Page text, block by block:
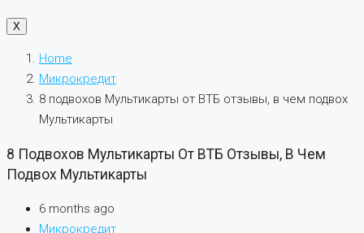
X
Home
Микрокредит
8 подвохов Мультикарты от ВТБ отзывы, в чем подвох
Мультикарты
8 Подвохов Мультикарты От ВТБ Отзывы, В Чем
Подвох Мультикарты
6 months ago
Микрокредит